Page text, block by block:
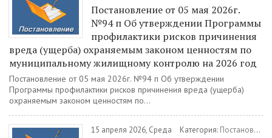
Постановление от 05 мая 2026г.
№94 п Об утверждении Программы
профилактики рисков причинения
вреда (ущерба) охраняемым законом ценностям по
муниципальному жилищному контролю на 2026 год
Постановление от 05 мая 2026г. №94 п Об утверждении
Программы профилактики рисков причинения вреда (ущерба)
охраняемым законом ценностям по...
15 апреля 2026, Среда Категория: Постановления